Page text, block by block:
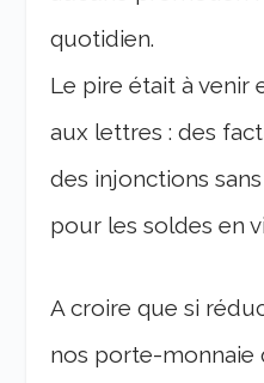
quotidien.
Le pire était à venir
aux lettres : des
des injonctions
pour les soldes en
A croire que si
nos porte-monnaie